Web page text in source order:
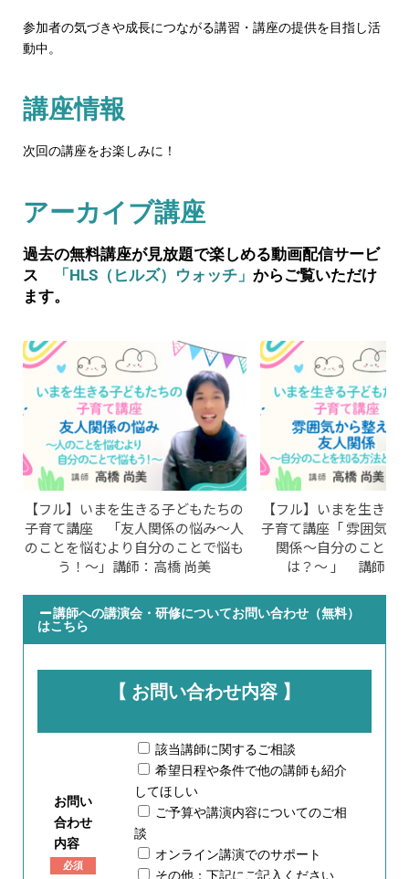
参加者の気づきや成長につながる講習・講座の提供を目指し活
動中。
講座情報
次回の講座をお楽しみに！
アーカイブ講座
過去の無料講座が見放題で楽しめる動画配信サービ
ス
「HLS（ヒルズ）ウォッチ」 からご覧いただけ
ます。
【フル】いまを生きる子どもたちの
子育て講座 「友人関係の悩み〜人
のことを悩むより自分のことで悩も
う！〜」講師：高橋 尚美
【フル】いまを生きる
子育て講座「 雰囲気か
関係〜自分のことを
は？〜 」 講師：
講師への講演会・研修についてお問い合わせ（無料）
はこちら
【 お問い合わせ内容 】
お問い
合わせ
内容
必須
該当講師に関するご相談
希望日程や条件で他の講師も紹介
してほしい
ご予算や講演内容についてのご相
談
オンライン講演でのサポート
その他：下記にご記入ください